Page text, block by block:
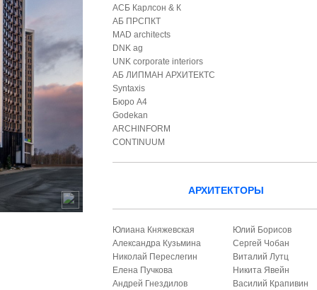
АСБ Карлсон & К
АБ ПРСПКТ
MAD architects
DNK ag
UNK corporate interiors
АБ ЛИПМАН АРХИТЕКТС
Syntaxis
Бюро А4
Godekan
ARCHINFORM
CONTINUUM
АРХИТЕКТОРЫ
Юлиана Княжевская
Александра Кузьмина
Николай Переслегин
Елена Пучкова
Андрей Гнездилов
Юлий Борисов
Сергей Чобан
Виталий Лутц
Никита Явейн
Василий Крапивин